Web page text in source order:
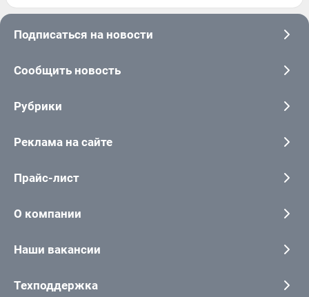
Подписаться на новости
Сообщить новость
Рубрики
Реклама на сайте
Прайс-лист
О компании
Наши вакансии
Техподдержка